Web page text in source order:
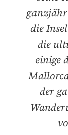
die
die
einige
der